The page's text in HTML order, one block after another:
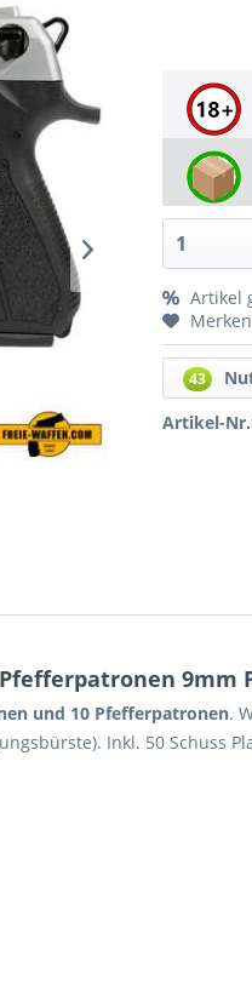
Artikel
Merken
43
Artikel-
9mm
und 10 Pfefferpatronen.
Inkl. 50 Schuss